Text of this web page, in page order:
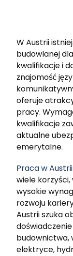
W Austrii
budowlanej
kwalifikacje i
znajomość
oferuje
pracy.
kwalifikacje
aktualne
emerytalne.
Praca w Austrii
wiele
wysokie
rozwoju
Austrii szuka
budownictwa,
elektryce,